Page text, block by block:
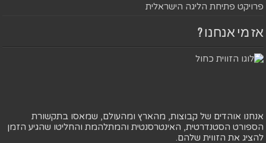
פרויקט פתיחת הליגה הישראלית
אז מי אנחנו ?
אנחנו אוהדים של קבוצות, מהארץ ומהעולם, שמאסו בתקשורת
הספורט הסטנדרטית, האינטרסנטית והמתלהמת והחליטו שהגיע הזמן
להציג את הזווית שלהם.